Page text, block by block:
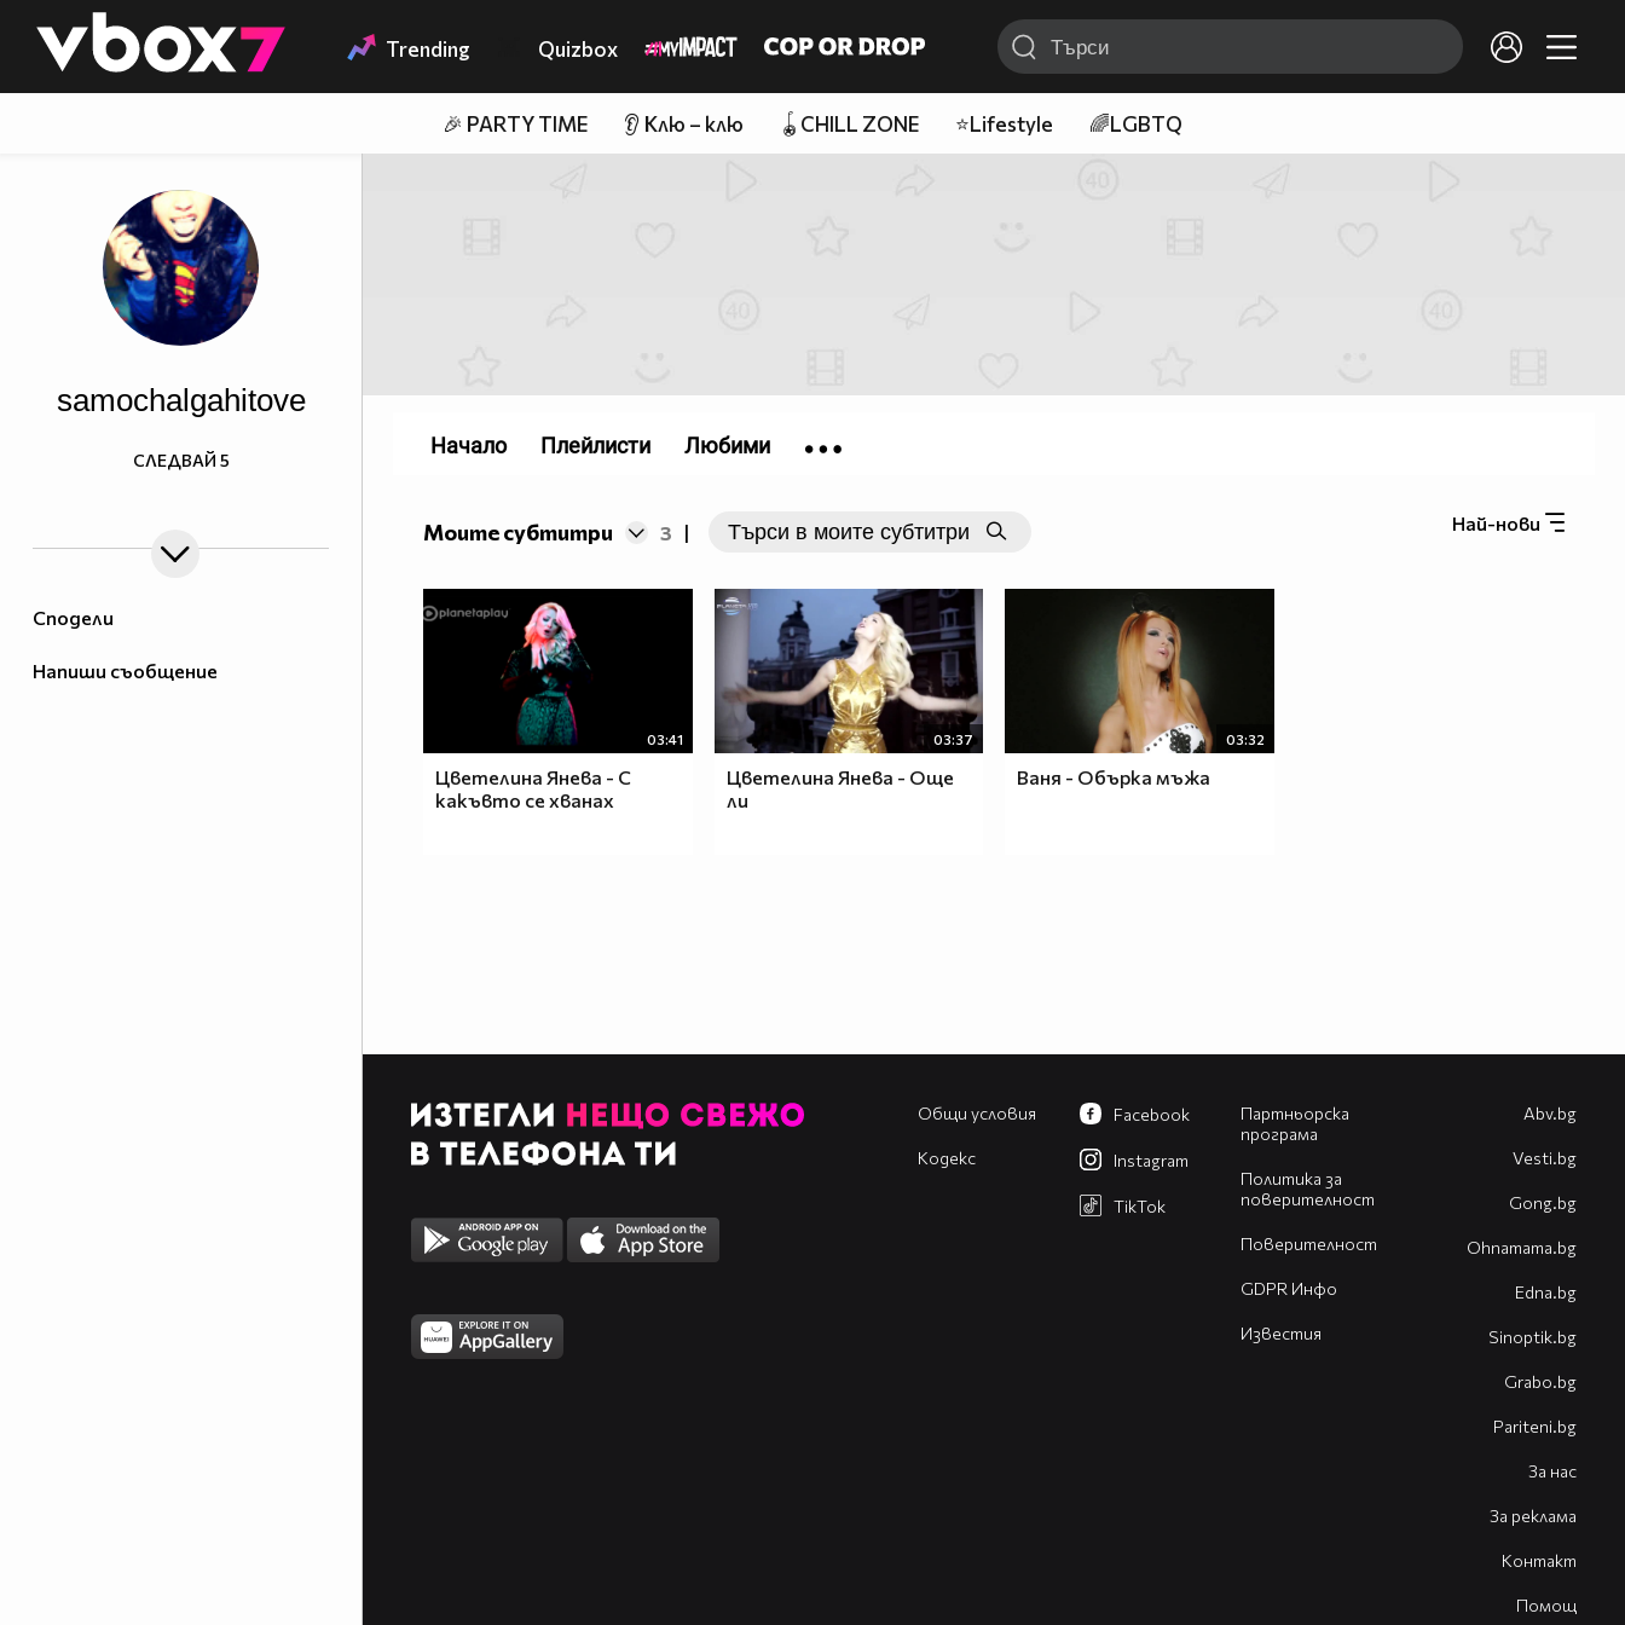
👾 Trending Quizbox
🎉 PARTY TIME 👂 Клю – клю 🪀CHILL ZONE ⭐Lifestyle 🌈LGBTQ
Сподели
Напиши съобщение
samochalgahitove
СЛЕДВАЙ 5
Моите субтитри 3 | Най-нови
03:41
Цветелина Янева - С
какъвто се хванах
03:37
Цветелина Янева - Още
ли
03:32
Ваня - Обърка мъжа
Начало Плейлисти Любими
Общи условия
Кодекс
Партньорска
програма
Политика за
поверителност
Поверителност
GDPR Инфо
Известия
Facebook
Instagram
TikTok
Abv.bg
Vesti.bg
Gong.bg
Оhnamama.bg
Edna.bg
Sinoptik.bg
Grabo.bg
Pariteni.bg
За нас
За реклама
Контакт
Помощ